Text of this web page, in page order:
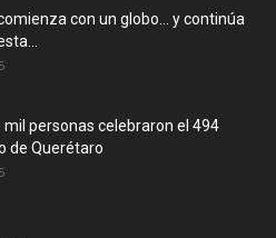
con un globo… y continúa
mil personas celebraron el 494
de Querétaro